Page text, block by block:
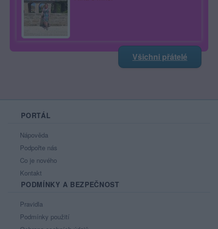
Všichni přátelé
PORTÁL
Nápověda
Podpořte nás
Co je nového
Kontakt
PODMÍNKY A BEZPEČNOST
Pravidla
Podmínky použití